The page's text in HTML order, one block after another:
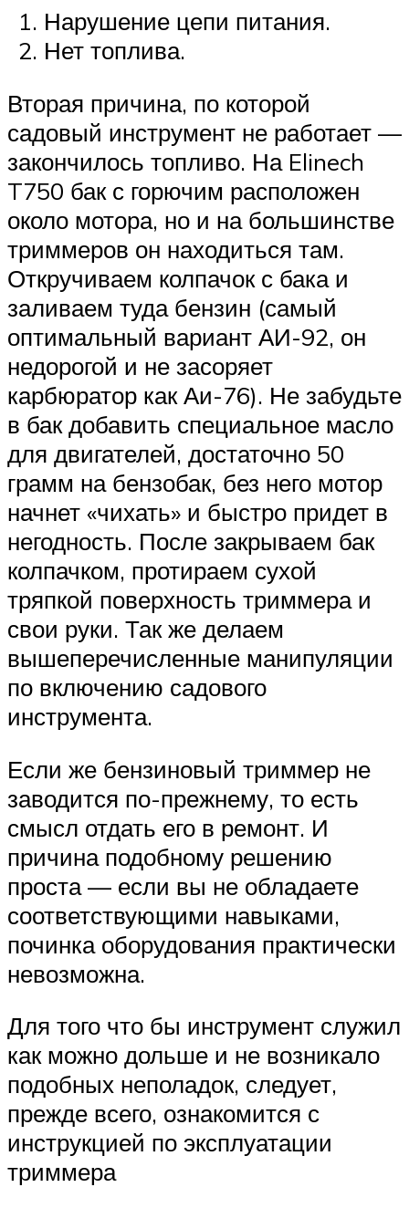
Нарушение цепи питания.
Нет топлива.
Вторая причина, по которой
садовый инструмент не работает —
закончилось топливо. На Elinech
T750 бак с горючим расположен
около мотора, но и на большинстве
триммеров он находиться там.
Откручиваем колпачок с бака и
заливаем туда бензин (самый
оптимальный вариант АИ-92, он
недорогой и не засоряет
карбюратор как Аи-76). Не забудьте
в бак добавить специальное масло
для двигателей, достаточно 50
грамм на бензобак, без него мотор
начнет «чихать» и быстро придет в
негодность. После закрываем бак
колпачком, протираем сухой
тряпкой поверхность триммера и
свои руки. Так же делаем
вышеперечисленные манипуляции
по включению садового
инструмента.
Если же бензиновый триммер не
заводится по-прежнему, то есть
смысл отдать его в ремонт. И
причина подобному решению
проста — если вы не обладаете
соответствующими навыками,
починка оборудования практически
невозможна.
Для того что бы инструмент служил
как можно дольше и не возникало
подобных неполадок, следует,
прежде всего, ознакомится с
инструкцией по эксплуатации
триммера